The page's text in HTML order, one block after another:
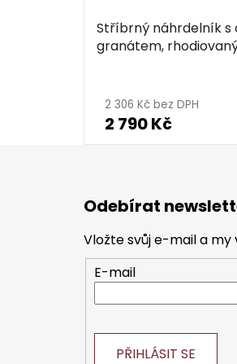
Stříbrný náhrdelník s
granátem,
2 306 Kč bez DPH
2 790 Kč
Odebírat
Vložte svůj e-mail a
E-mail
PŘIHLÁSIT SE